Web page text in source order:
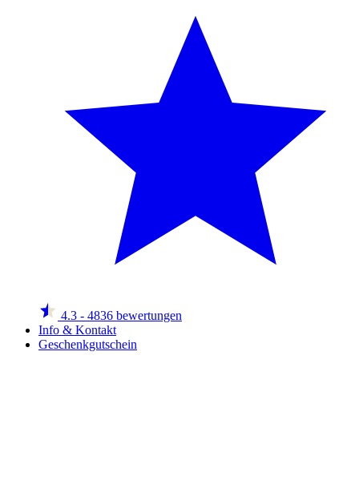
4.3 - 4836 bewertungen
Info & Kontakt
Geschenkgutschein